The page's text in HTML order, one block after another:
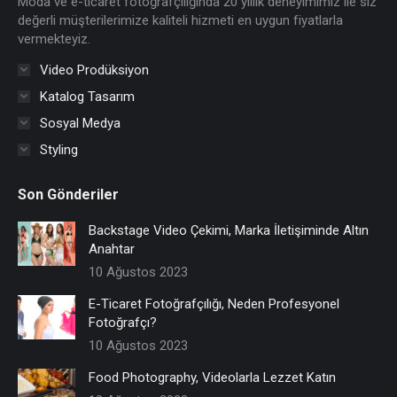
windowwindowwindowwindow
değerli müşterilerimize kaliteli hizmeti en uygun fiyatlarla
vermekteyiz.
Video Prodüksiyon
Katalog Tasarım
Sosyal Medya
Styling
Son Gönderiler
Backstage Video Çekimi, Marka İletişiminde Altın
Anahtar
10 Ağustos 2023
E-Ticaret Fotoğrafçılığı, Neden Profesyonel
Fotoğrafçı?
10 Ağustos 2023
Food Photography, Videolarla Lezzet Katın